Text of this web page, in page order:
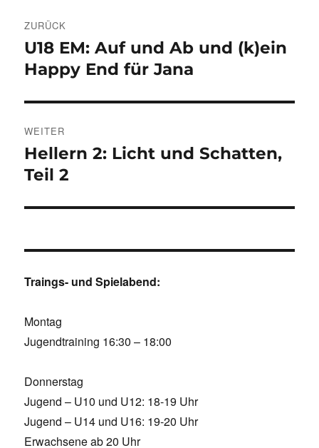
ZURÜCK
Vorheriger
Beitrag:
U18 EM: Auf und Ab und (k)ein
Happy End für Jana
WEITER
Nächster
Beitrag:
Hellern 2: Licht und Schatten,
Teil 2
Traings- und Spielabend:
Montag
Jugendtraining 16:30 – 18:00
Donnerstag
Jugend – U10 und U12: 18-19 Uhr
Jugend – U14 und U16: 19-20 Uhr
Erwachsene ab 20 Uhr